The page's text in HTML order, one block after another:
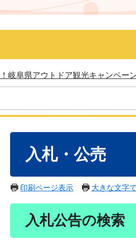
岐阜県アウトドア観光キャンペー
入札・公売
印刷ページ表示 大きな文字
入札公告の検索